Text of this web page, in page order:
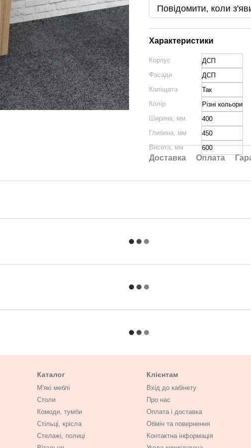
Повідомити, коли
Характеристики
Корпус
ДСП
Фасади
ДСП
Коліщата
Так
Колір
Різні кольори
Ширина, мм
400
Глибина, мм
450
Висота, мм
600
Доставка Оплата
Каталог
М'які меблі
Столи
Комоди, тумби
Стільці, крісла
Стелажі, полиці
Клієнтам
Вхід до кабінету
Про нас
Оплата і доставка
Обмін та повернення
Контактна інформація